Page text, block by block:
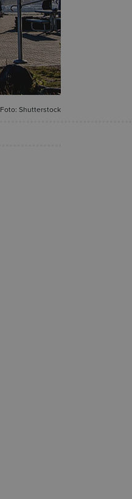
Foto: Shutterstock